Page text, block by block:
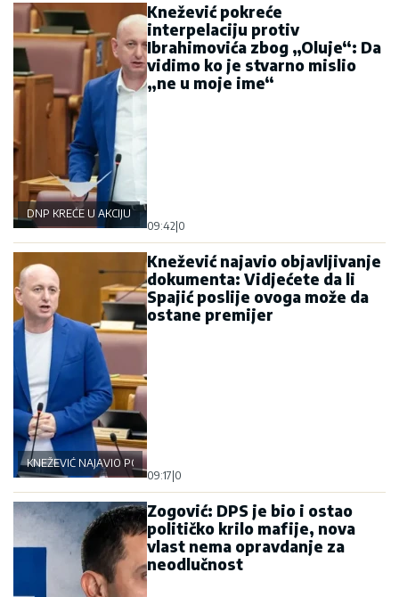
DNP KREĆE U AKCIJU
Knežević pokreće
interpelaciju protiv
Ibrahimovića zbog „Oluje“: Da
vidimo ko je stvarno mislio
„ne u moje ime“
09:42|0
KNEŽEVIĆ NAJAVIO POLITIČKU BURU
Knežević najavio objavljivanje
dokumenta: Vidjećete da li
Spajić poslije ovoga može da
ostane premijer
09:17|0
Zogović: DPS je bio i ostao
političko krilo mafije, nova
vlast nema opravdanje za
neodlučnost